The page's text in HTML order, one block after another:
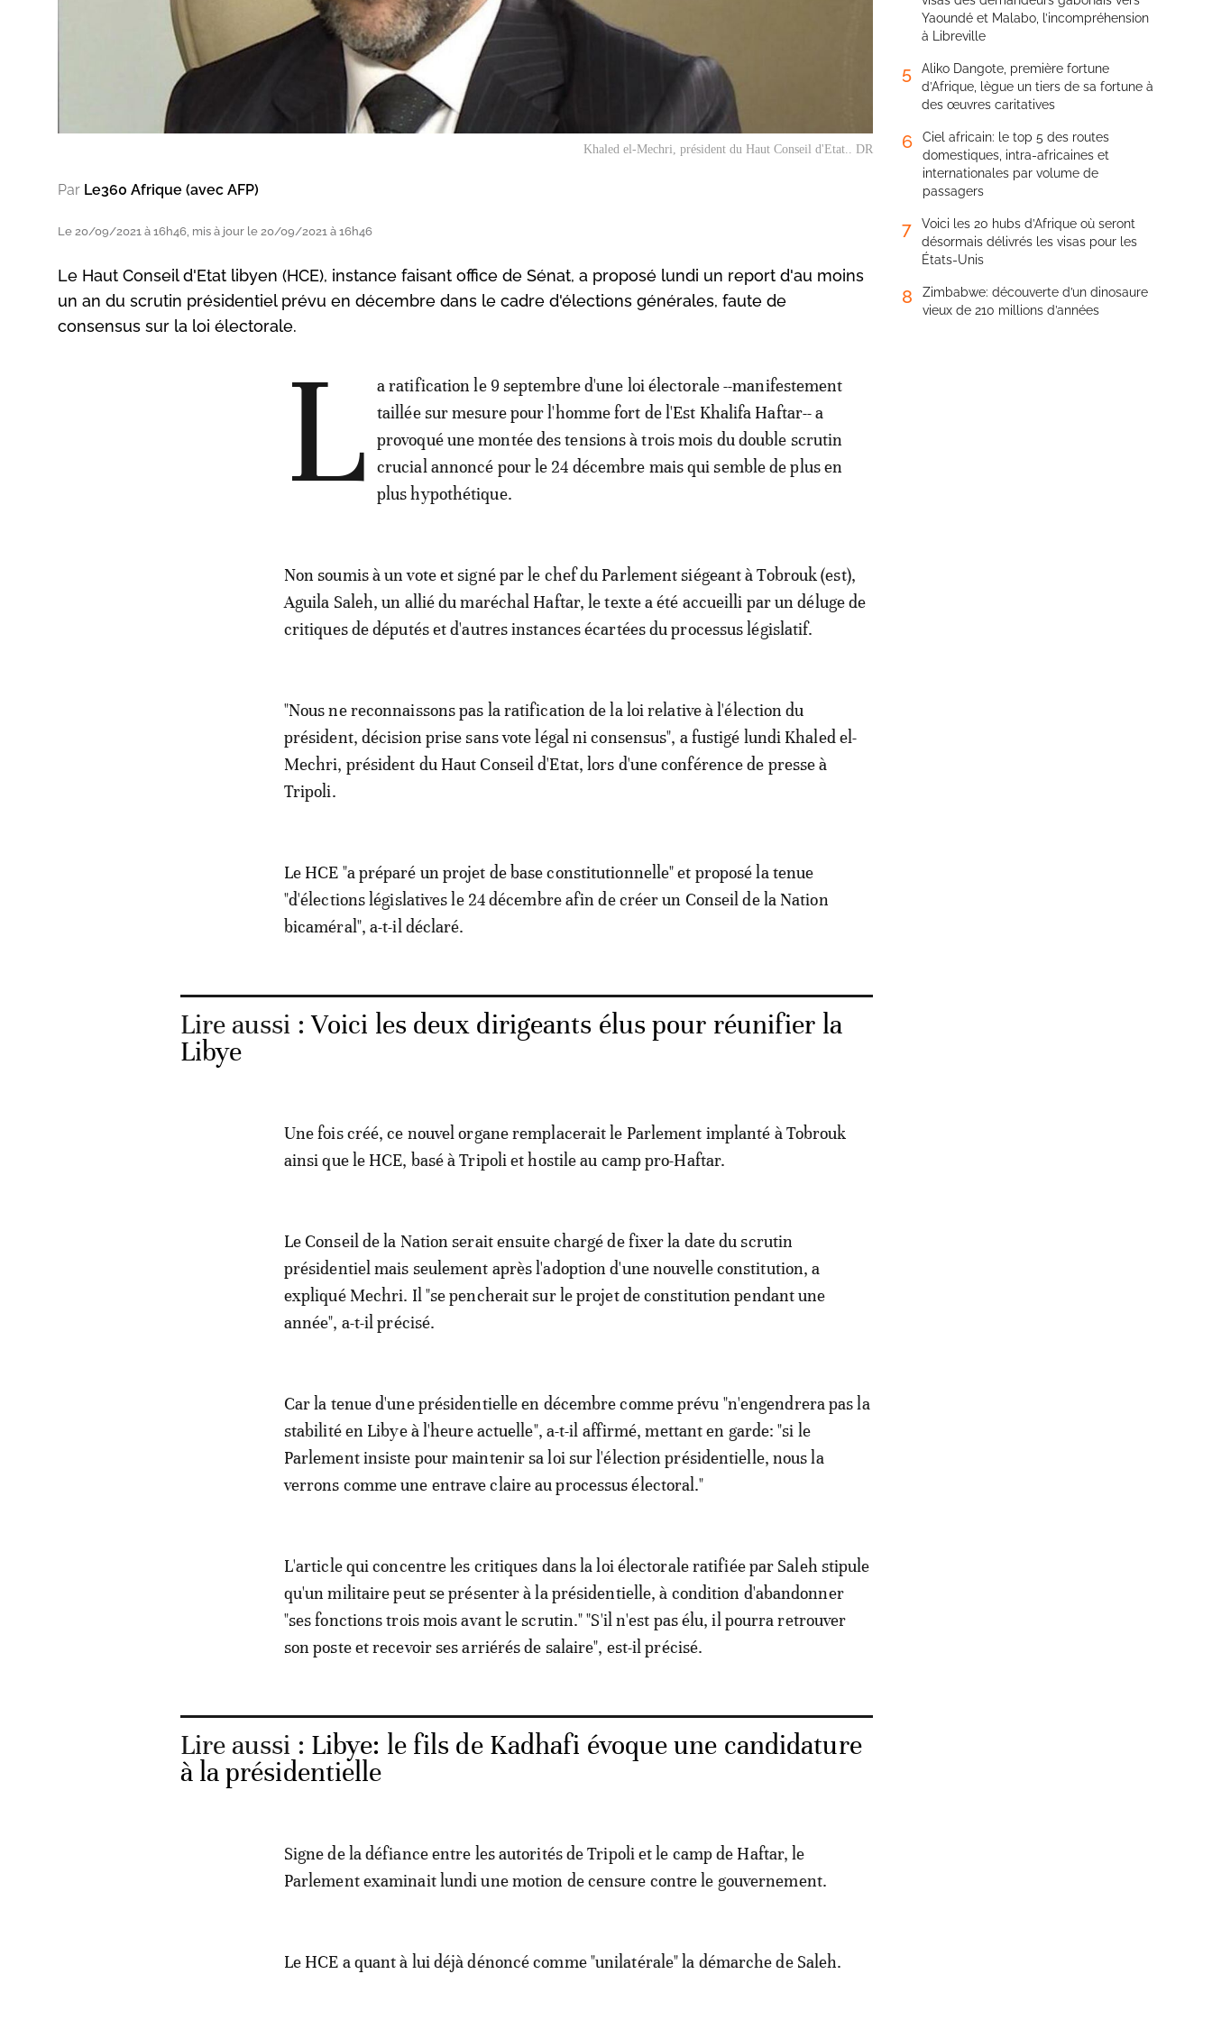
Khaled el-Mechri, président du Haut Conseil d'Etat.. DR
Par Le360 Afrique (avec AFP)
Le 20/09/2021 à 16h46, mis à jour le 20/09/2021 à 16h46
Le Haut Conseil d'Etat libyen (HCE), instance faisant office de Sénat, a proposé lundi un report d'au moins
un an du scrutin présidentiel prévu en décembre dans le cadre d'élections générales, faute de
consensus sur la loi électorale.
L
a ratification le 9 septembre d'une loi électorale --manifestement
taillée sur mesure pour l'homme fort de l'Est Khalifa Haftar-- a
provoqué une montée des tensions à trois mois du double scrutin
crucial annoncé pour le 24 décembre mais qui semble de plus en
plus hypothétique.
Non soumis à un vote et signé par le chef du Parlement siégeant à Tobrouk (est),
Aguila Saleh, un allié du maréchal Haftar, le texte a été accueilli par un déluge de
critiques de députés et d'autres instances écartées du processus législatif.
"Nous ne reconnaissons pas la ratification de la loi relative à l'élection du
président, décision prise sans vote légal ni consensus", a fustigé lundi Khaled el-
Mechri, président du Haut Conseil d'Etat, lors d'une conférence de presse à
Tripoli.
Le HCE "a préparé un projet de base constitutionnelle" et proposé la tenue
"d'élections législatives le 24 décembre afin de créer un Conseil de la Nation
bicaméral", a-t-il déclaré.
Lire aussi :Voici les deux dirigeants élus pour réunifier la
Libye
Une fois créé, ce nouvel organe remplacerait le Parlement implanté à Tobrouk
ainsi que le HCE, basé à Tripoli et hostile au camp pro-Haftar.
Le Conseil de la Nation serait ensuite chargé de fixer la date du scrutin
présidentiel mais seulement après l'adoption d'une nouvelle constitution, a
expliqué Mechri. Il "se pencherait sur le projet de constitution pendant une
année", a-t-il précisé.
Car la tenue d'une présidentielle en décembre comme prévu "n'engendrera pas la
stabilité en Libye à l'heure actuelle", a-t-il affirmé, mettant en garde: "si le
Parlement insiste pour maintenir sa loi sur l'élection présidentielle, nous la
verrons comme une entrave claire au processus électoral."
L'article qui concentre les critiques dans la loi électorale ratifiée par Saleh stipule
qu'un militaire peut se présenter à la présidentielle, à condition d'abandonner
"ses fonctions trois mois avant le scrutin." "S'il n'est pas élu, il pourra retrouver
son poste et recevoir ses arriérés de salaire", est-il précisé.
Lire aussi : Libye: le fils de Kadhafi évoque une candidature
à la présidentielle
Signe de la défiance entre les autorités de Tripoli et le camp de Haftar, le
Parlement examinait lundi une motion de censure contre le gouvernement.
Le HCE a quant à lui déjà dénoncé comme "unilatérale" la démarche de Saleh.
Yaoundé et Malabo, l’incompréhension
à Libreville
5
Aliko Dangote, première fortune
d’Afrique, lègue un tiers de sa fortune à
des œuvres caritatives
6
Ciel africain: le top 5 des routes
domestiques, intra-africaines et
internationales par volume de
passagers
7
Voici les 20 hubs d’Afrique où seront
désormais délivrés les visas pour les
États-Unis
8
Zimbabwe: découverte d’un dinosaure
vieux de 210 millions d’années